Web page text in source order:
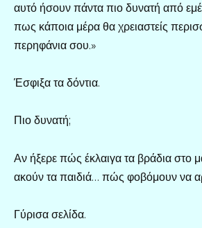
αυτό ήσουν πάντα πιο δυνατή από
πως κάποια μέρα θα χρειαστείς
περηφάνια σου.»
Έσφιξα τα δόντια.
Πιο δυνατή;
Αν ήξερε πώς έκλαιγα τα βράδια στο
ακούν τα παιδιά… πώς φοβόμουν να
Γύρισα σελίδα.